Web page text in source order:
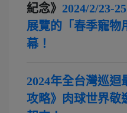
紀念》 2024/2/23-
展覽的「春季寵物
幕！
2024年全台灣巡
攻略》肉球世界敬